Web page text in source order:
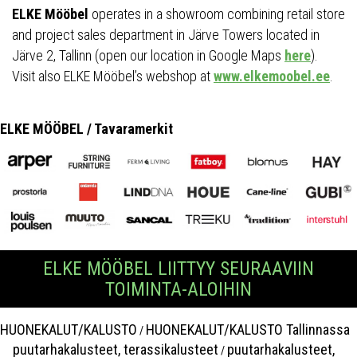
ELKE Mööbel operates in a showroom combining retail store
and project sales department in Järve Towers located in
Järve 2, Tallinn (open our location in Google Maps here).
Visit also ELKE Mööbel’s webshop atwww.elkemoobel.ee
ELKE MÖÖBEL / Tavaramerkit
ELKE MÖÖBEL LIITTYY SEURAAVIIN
TOIMINTA-ALOIHIN
HUONEKALUT/KALUSTO / HUONEKALUT/KALUSTO Tallinnassa
puutarhakalusteet, terassikalusteet / puutarhakalusteet,